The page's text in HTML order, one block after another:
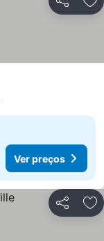
Partilhar
Ver preços
Partilhar